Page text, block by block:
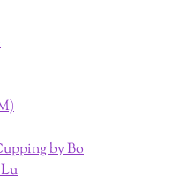
by Bo